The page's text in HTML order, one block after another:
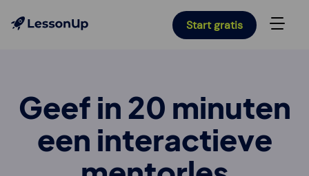
Start gratis
Geef in 20 minuten
een interactieve